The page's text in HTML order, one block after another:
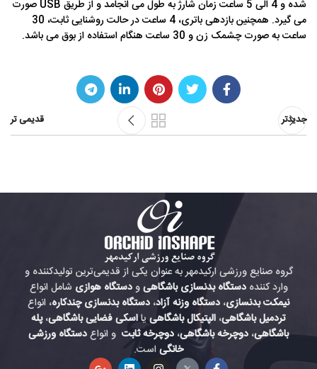
شده و 4 الی 5 ساعت زمان شارژ به طول می انجامد و از طریق USB صورت
می گیرد. همچنین بازدهی باتری، 4 ساعت در حالت روشنایی ثابت، 30
ساعت به صورت چشمک زن و 30 ساعت هنگام استفاده از بوق می باشد.
جدیدتر قدیمی تر
گروه صنایع ورزشی ارکیدمهر به عنوان یکی از قدیمی‌ترین تولیدکننده و
وارد کنندهدستگاه بدنسازی باشگاهیودستگاه هوازی شامل انواع
نیمکت بدنسازی، دستگاه وزنه آزاد، دستگاه بدنسازی چندکاره، انواع
تردمیل باشگاهی، الپتیکال باشگاهی یااسکی فضایی باشگاهی،پله
باشگاهی، دوچرخه باشگاهی، دوچرخه ثابت و انواعدستگاه ورزشی
خانگیاست.